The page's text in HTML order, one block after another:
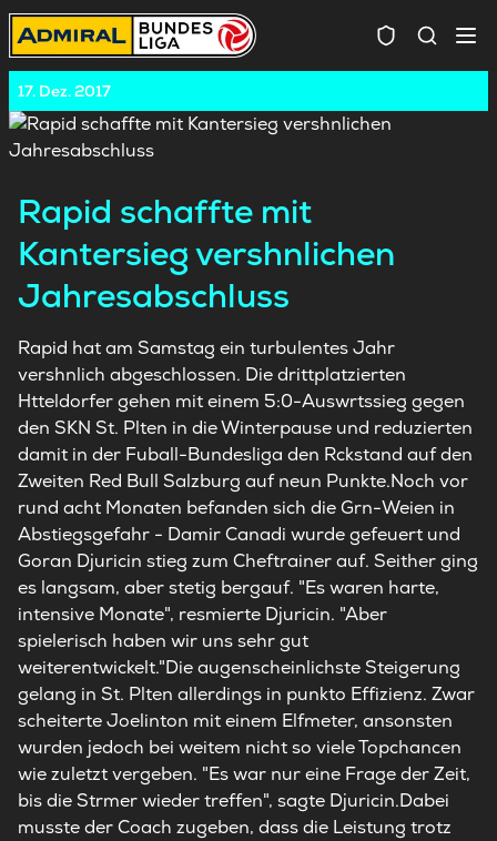
17. Dez. 2017
Rapid schaffte mit
Kantersieg vershnlichen
Jahresabschluss
Rapid hat am Samstag ein turbulentes Jahr
vershnlich abgeschlossen. Die drittplatzierten
Htteldorfer gehen mit einem 5:0-Auswrtssieg gegen
den SKN St. Plten in die Winterpause und reduzierten
damit in der Fuball-Bundesliga den Rckstand auf den
Zweiten Red Bull Salzburg auf neun Punkte.Noch vor
rund acht Monaten befanden sich die Grn-Weien in
Abstiegsgefahr - Damir Canadi wurde gefeuert und
Goran Djuricin stieg zum Cheftrainer auf. Seither ging
es langsam, aber stetig bergauf. "Es waren harte,
intensive Monate", resmierte Djuricin. "Aber
spielerisch haben wir uns sehr gut
weiterentwickelt."Die augenscheinlichste Steigerung
gelang in St. Plten allerdings in punkto Effizienz. Zwar
scheiterte Joelinton mit einem Elfmeter, ansonsten
wurden jedoch bei weitem nicht so viele Topchancen
wie zuletzt vergeben. "Es war nur eine Frage der Zeit,
bis die Strmer wieder treffen", sagte Djuricin.Dabei
musste der Coach zugeben, dass die Leistung trotz